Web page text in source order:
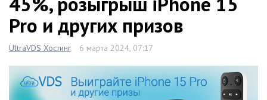
Pro и других призов
UltraVDS Хостинг 6 марта 2024, 07:17